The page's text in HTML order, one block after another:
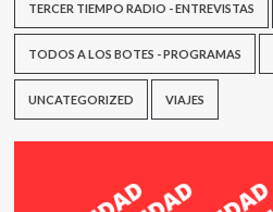
TERCER TIEMPO RADIO - ENTREVISTAS
TODOS A LOS BOTES - PROGRAMAS
UNCATEGORIZED VIAJES